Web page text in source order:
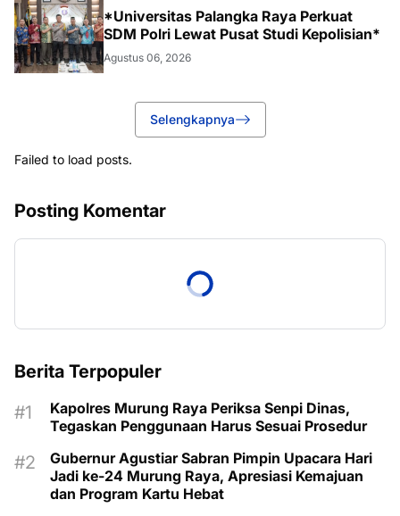
*Universitas Palangka Raya Perkuat
SDM Polri Lewat Pusat Studi Kepolisian*
Agustus 06, 2026
Selengkapnya
Failed to load posts.
Posting Komentar
Berita Terpopuler
Kapolres Murung Raya Periksa Senpi Dinas,
Tegaskan Penggunaan Harus Sesuai Prosedur
Gubernur Agustiar Sabran Pimpin Upacara Hari
Jadi ke-24 Murung Raya, Apresiasi Kemajuan
dan Program Kartu Hebat